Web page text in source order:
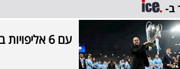
ב-
עם 6 אליפויות בארון: גווארדיולה חתם לשנתיים נוספות בסיטי